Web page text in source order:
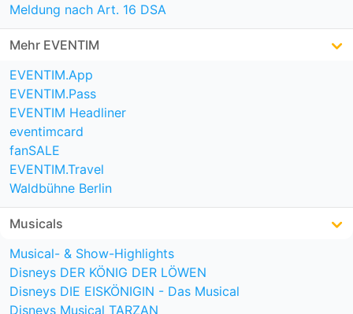
Meldung nach Art. 16 DSA
Mehr EVENTIM
EVENTIM.App
EVENTIM.Pass
EVENTIM Headliner
eventimcard
fanSALE
EVENTIM.Travel
Waldbühne Berlin
Musicals
Musical- & Show-Highlights
Disneys DER KÖNIG DER LÖWEN
Disneys DIE EISKÖNIGIN - Das Musical
Disneys Musical TARZAN